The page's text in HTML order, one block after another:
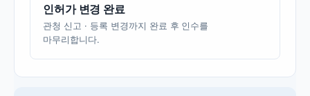
인허가 변경 완료
관청 신고 · 등록 변경까지 완료 후 인수를
마무리합니다.